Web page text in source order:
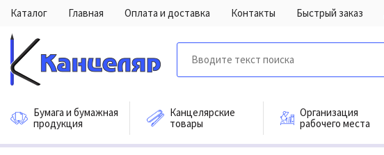
Каталог Главная Оплата и доставка Контакты Быстрый заказ
Бумага и бумажная
продукция
Канцелярские
товары
Организация
рабочего места